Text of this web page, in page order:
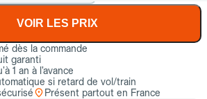
VOIR LES PRIX
dès la commande
garanti
1 an à l’avance
si retard de vol/train
Présent partout en France